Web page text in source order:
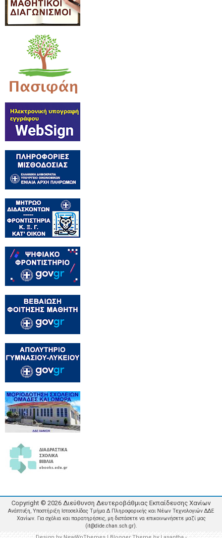
Copyright © 2026 Διεύθυνση Δευτεροβάθμιας Εκπαίδευσης Χανίων
Ανάπτυξη, Υποστήριξη Ιστοσελίδας Τμήμα Δ Πληροφορικής και Νέων Τεχνολογιών ΔΔΕ
Χανίων. Για σχόλια και παρατηρήσεις, μη διστάσετε να επικοινωνήσετε μαζί μας
(it@dide.chan.sch.gr).